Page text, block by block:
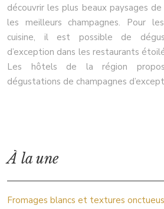
découvrir les plus beaux paysages
les meilleurs champagnes. Pour
cuisine, il est possible de
d’exception dans les restaurants
Les hôtels de la région
dégustations de champagnes
À la une
Fromages blancs et textures